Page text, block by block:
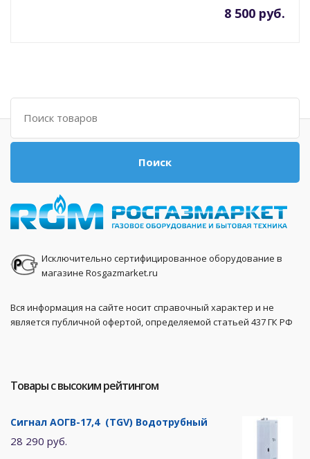
8 500 руб.
Поиск
Поиск
Исключительно сертифицированное оборудование в
магазине Rosgazmarket.ru
Вся информация на сайте носит справочный характер и не
является публичной офертой, определяемой статьей 437 ГК РФ
Товары с высоким рейтингом
Сигнал АОГВ-17,4 (TGV) Водотрубный
28 290 руб.